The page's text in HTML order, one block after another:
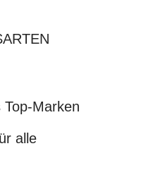
Marken
alle